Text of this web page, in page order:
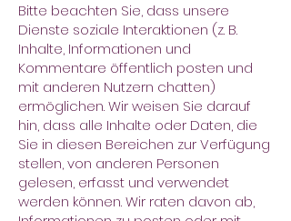
Bitte beachten Sie, dass unsere
Dienste soziale Interaktionen (z. B.
Inhalte, Informationen und
Kommentare öffentlich posten und
mit anderen Nutzern chatten)
ermöglichen. Wir weisen Sie darauf
hin, dass alle Inhalte oder Daten, die
Sie in diesen Bereichen zur Verfügung
stellen, von anderen Personen
gelesen, erfasst und verwendet
werden können. Wir raten davon ab,